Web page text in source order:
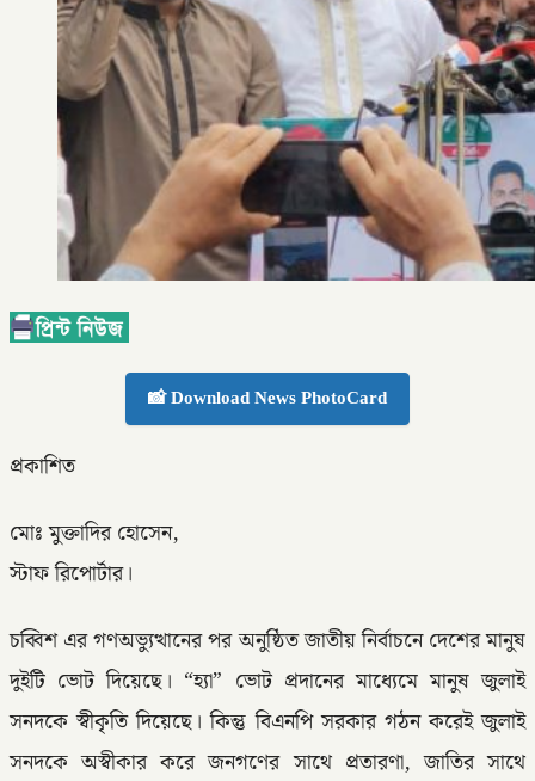
📸 Download News PhotoCard
প্রকাশিত
মোঃ মুক্তাদির হোসেন,
স্টাফ রিপোর্টার।
চব্বিশ এর গণঅভ্যুত্থানের পর অনুষ্ঠিত জাতীয় নির্বাচনে দেশের মানুষ
দুইটি ভোট দিয়েছে। “হ্যা” ভোট প্রদানের মাধ্যেমে মানুষ জুলাই
সনদকে স্বীকৃতি দিয়েছে। কিন্তু বিএনপি সরকার গঠন করেই জুলাই
সনদকে অস্বীকার করে জনগণের সাথে প্রতারণা, জাতির সাথে